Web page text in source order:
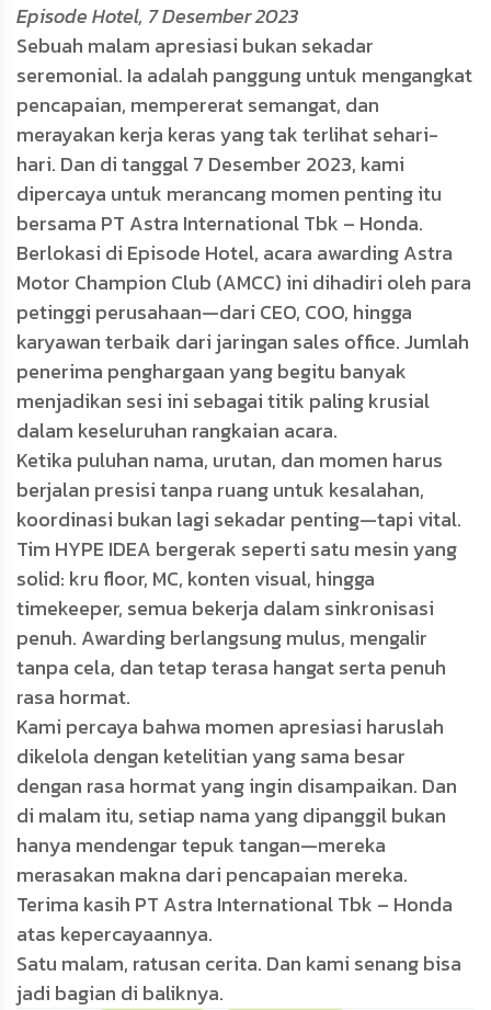
Episode Hotel, 7 Desember 2023
Sebuah malam apresiasi bukan sekadar
seremonial. Ia adalah panggung untuk mengangkat
pencapaian, mempererat semangat, dan
merayakan kerja keras yang tak terlihat sehari-
hari. Dan di tanggal 7 Desember 2023, kami
dipercaya untuk merancang momen penting itu
bersama PT Astra International Tbk – Honda.
Berlokasi di Episode Hotel, acara awarding Astra
Motor Champion Club (AMCC) ini dihadiri oleh para
petinggi perusahaan—dari CEO, COO, hingga
karyawan terbaik dari jaringan sales office. Jumlah
penerima penghargaan yang begitu banyak
menjadikan sesi ini sebagai titik paling krusial
dalam keseluruhan rangkaian acara.
Ketika puluhan nama, urutan, dan momen harus
berjalan presisi tanpa ruang untuk kesalahan,
koordinasi bukan lagi sekadar penting—tapi vital.
Tim HYPE IDEA bergerak seperti satu mesin yang
solid: kru floor, MC, konten visual, hingga
timekeeper, semua bekerja dalam sinkronisasi
penuh. Awarding berlangsung mulus, mengalir
tanpa cela, dan tetap terasa hangat serta penuh
rasa hormat.
Kami percaya bahwa momen apresiasi haruslah
dikelola dengan ketelitian yang sama besar
dengan rasa hormat yang ingin disampaikan. Dan
di malam itu, setiap nama yang dipanggil bukan
hanya mendengar tepuk tangan—mereka
merasakan makna dari pencapaian mereka.
Terima kasih PT Astra International Tbk – Honda
atas kepercayaannya.
Satu malam, ratusan cerita. Dan kami senang bisa
jadi bagian di baliknya.